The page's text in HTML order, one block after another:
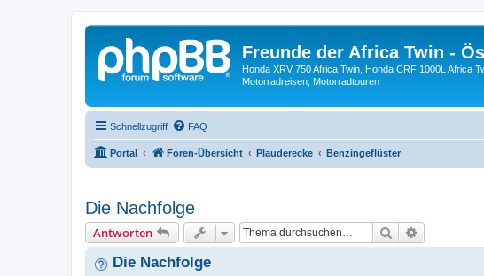
Freunde der Africa Twin -
Honda XRV 750 Africa Twin, Honda CRF 1000L Africa
Motorradreisen, Motorradtouren
Schnellzugriff FAQ
Portal Foren-Übersicht Plauderecke Benzingeflüster
Die Nachfolge
Antworten Suche
Die Nachfolge